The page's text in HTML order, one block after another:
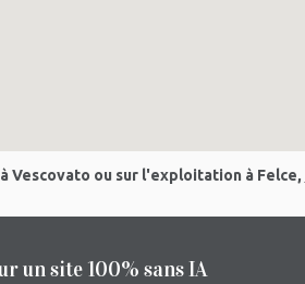
Vescovato ou sur l'exploitation à Felce,
un site 100% sans IA